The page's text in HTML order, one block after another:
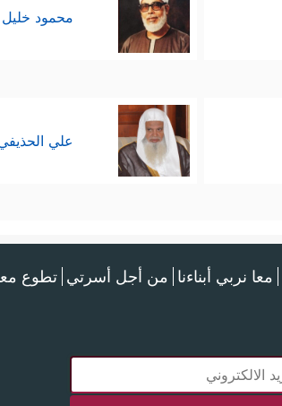
محمود
علي
معا نربي أبناءنا من أجل أسرتي تطوع